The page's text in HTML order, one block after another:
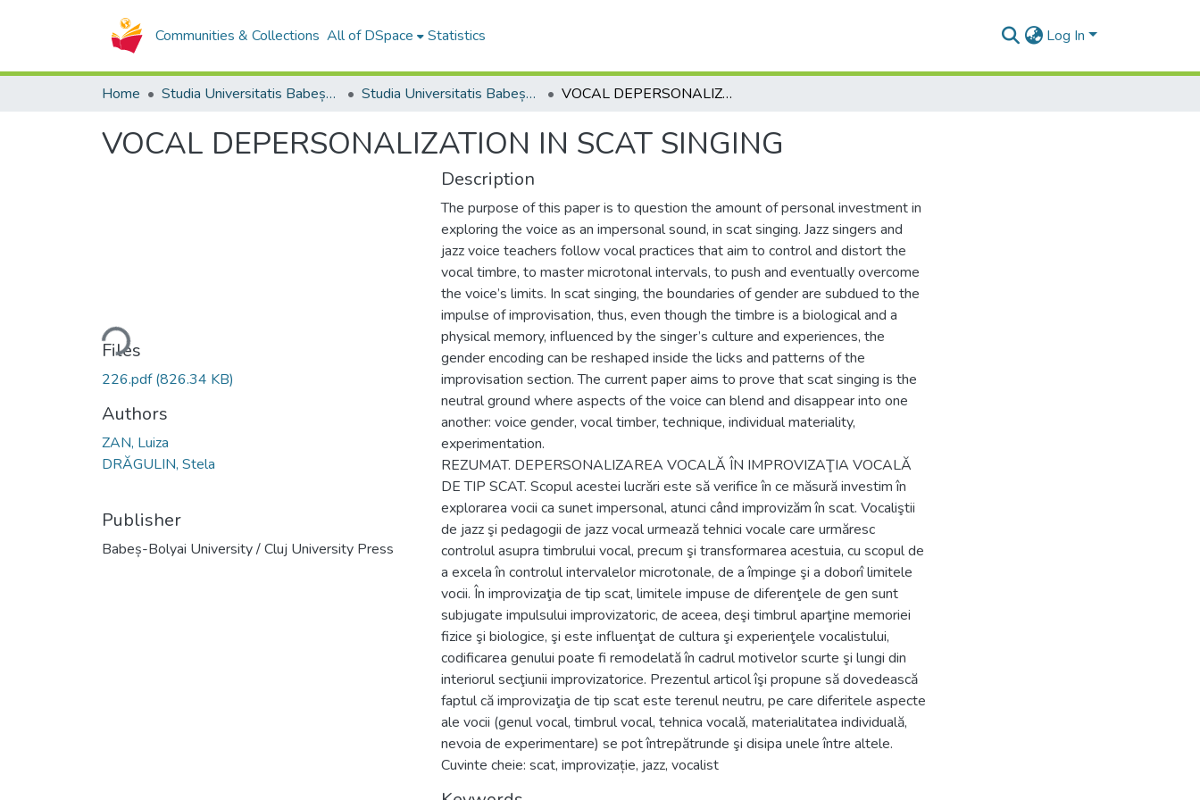
Communities & Collections All of DSpace Statistics Log In
Home Studia Universitatis Babeș-Bolyai Collection Studia Universitatis Babeș-Bolyai Musica VOCAL DEPERSONALIZATION IN SCAT SINGING
VOCAL DEPERSONALIZATION IN SCAT SINGING
Loading...
Files
226.pdf(826.34 KB)
Authors
ZAN, Luiza
DRĂGULIN, Stela
Publisher
Babeș-Bolyai University / Cluj University Press
Description
The purpose of this paper is to question the amount of personal investment in
exploring the voice as an impersonal sound, in scat singing. Jazz singers and
jazz voice teachers follow vocal practices that aim to control and distort the
vocal timbre, to master microtonal intervals, to push and eventually overcome
the voice’s limits. In scat singing, the boundaries of gender are subdued to the
impulse of improvisation, thus, even though the timbre is a biological and a
physical memory, influenced by the singer’s culture and experiences, the
gender encoding can be reshaped inside the licks and patterns of the
improvisation section. The current paper aims to prove that scat singing is the
neutral ground where aspects of the voice can blend and disappear into one
another: voice gender, vocal timber, technique, individual materiality,
experimentation.
REZUMAT. DEPERSONALIZAREA VOCALĂ ÎN IMPROVIZAŢIA VOCALĂ
DE TIP SCAT. Scopul acestei lucrări este să verifice în ce măsură investim în
explorarea vocii ca sunet impersonal, atunci când improvizăm în scat. Vocaliştii
de jazz şi pedagogii de jazz vocal urmează tehnici vocale care urmăresc
controlul asupra timbrului vocal, precum şi transformarea acestuia, cu scopul de
a excela în controlul intervalelor microtonale, de a împinge şi a doborî limitele
vocii. În improvizaţia de tip scat, limitele impuse de diferenţele de gen sunt
subjugate impulsului improvizatoric, de aceea, deşi timbrul aparţine memoriei
fizice şi biologice, şi este influenţat de cultura şi experienţele vocalistului,
codificarea genului poate fi remodelată în cadrul motivelor scurte şi lungi din
interiorul secţiunii improvizatorice. Prezentul articol îşi propune să dovedească
faptul că improvizaţia de tip scat este terenul neutru, pe care diferitele aspecte
ale vocii (genul vocal, timbrul vocal, tehnica vocală, materialitatea individuală,
nevoia de experimentare) se pot întrepătrunde şi disipa unele între altele.
Cuvinte cheie: scat, improvizație, jazz, vocalist